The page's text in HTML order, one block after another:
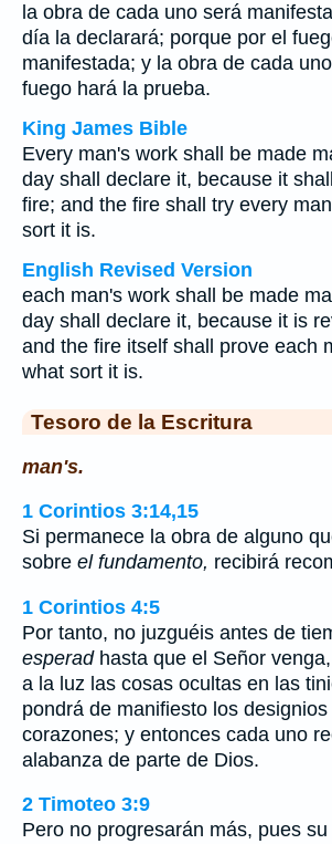
la obra de cada uno será
día la declarará; porque por el
manifestada; y la obra de cada
fuego hará la prueba.
King James Bible
Every man's work shall be made
day shall declare it, because it
fire; and the fire shall try every
sort it is.
English Revised Version
each man's work shall be made
day shall declare it, because it is
and the fire itself shall prove each
what sort it is.
Tesoro de la Escritura
man's.
1 Corintios 3:14,15
Si permanece la obra de alguno
sobre el fundamento, recibirá
1 Corintios 4:5
Por tanto, no juzguéis antes de
esperadhasta que el Señor
a la luz las cosas ocultas en las
pondrá de manifiesto los
corazones; y entonces cada uno
alabanza de parte de Dios.
2 Timoteo 3:9
Pero no progresarán más, pues